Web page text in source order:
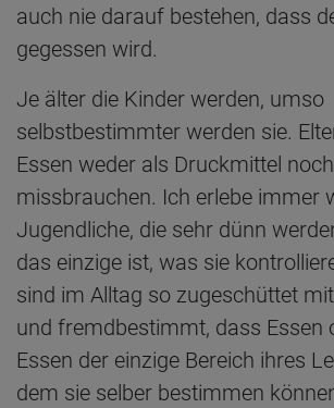
auch nie darauf bestehen, dass
gegessen wird.
Je älter die Kinder werden, umso
selbstbestimmter werden sie.
Essen weder als Druckmittel
missbrauchen. Ich erlebe immer
Jugendliche, die sehr dünn
das einzige ist, was sie
sind im Alltag so zugeschüttet
und fremdbestimmt, dass Essen
Essen der einzige Bereich ihres
dem sie selber bestimmen